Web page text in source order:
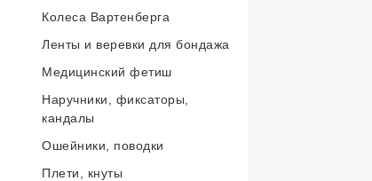
Колеса Вартенберга
Ленты и веревки для бондажа
Медицинский фетиш
Наручники, фиксаторы,
кандалы
Ошейники, поводки
Плети, кнуты